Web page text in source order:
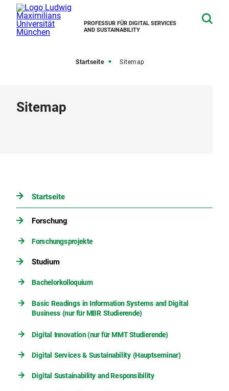
PROFESSUR FÜR DIGITAL SERVICES
AND SUSTAINABILITY
Startseite Sitemap
Sitemap
Startseite
Forschung
Forschungsprojekte
Studium
Bachelorkolloquium
Basic Readings in Information Systems and Digital
Business (nur für MBR Studierende)
Digital Innovation (nur für MMT Studierende)
Digital Services & Sustainability (Hauptseminar)
Digital Sustainability and Responsibility